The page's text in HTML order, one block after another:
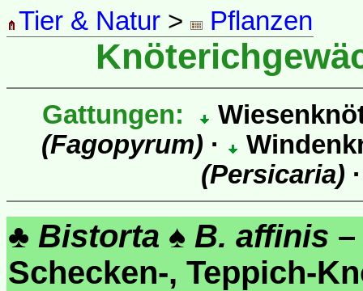
Tier & Natur > Pflanzen
Gattungen:
(Fagopyrum) ·
(Persicaria)
♣ Bistorta ♠ B. affinis
Schecken-, Teppich-